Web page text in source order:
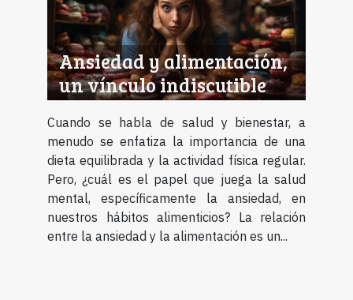
Ansiedad y alimentación,
un vínculo indiscutible
Cuando se habla de salud y bienestar, a
menudo se enfatiza la importancia de una
dieta equilibrada y la actividad física regular.
Pero, ¿cuál es el papel que juega la salud
mental, específicamente la ansiedad, en
nuestros hábitos alimenticios? La relación
entre la ansiedad y la alimentación es un...